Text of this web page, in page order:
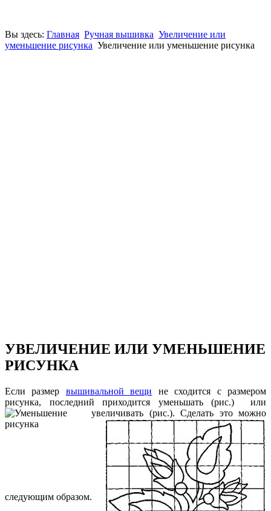
Вы здесь: Главная Ручная вышивка Увеличение или
уменьшение рисунка Увеличение или уменьшение рисунка
УВЕЛИЧЕНИЕ ИЛИ УМЕНЬШЕНИЕ
РИСУНКА
Если размер вышивальной вещи не сходится с размером
рисунка, последний приходится уменьшать (рис.) или
увеличивать (рис.). Сделать это можно
следующим образом.